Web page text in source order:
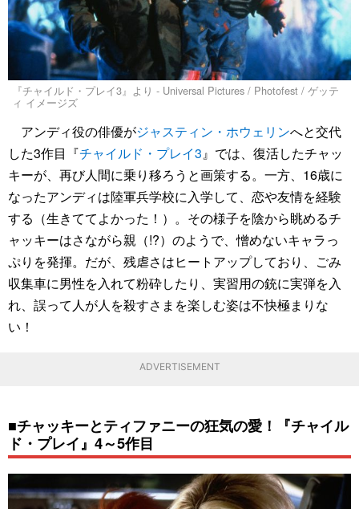
『チャイルド・プレイ3』より - Universal Pictures / Photofest / ゲッテ
ィ イメージズ
アンディ役の俳優がジャスティン・ホウェリンへと交代
した3作目『チャイルド・プレイ3』では、復活したチャッ
キーが、再び人間に乗り移ろうと画策する。一方、16歳に
なったアンディは陸軍兵学校に入学して、恋や友情を経験
する（生きててよかった！）。その様子を陰から眺めるチ
ャッキーはさながら親（!?）のようで、憎めないキャラっ
ぷりを発揮。だが、残虐さはヒートアップしており、ごみ
収集車に男性を入れて粉砕したり、実習用の銃に実弾を入
れ、誤って人が人を殺すさまを楽しむ姿は不快極まりな
い！
ADVERTISEMENT
■チャッキーとティファニーの狂気の愛！『チャイル
ド・プレイ』4～5作目